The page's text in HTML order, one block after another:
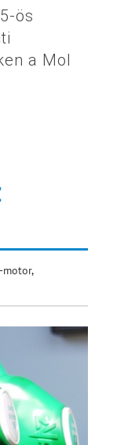
ös
a Mol
motor,